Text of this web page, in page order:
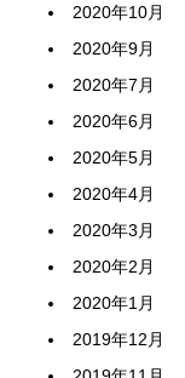
2020年10月
2020年9月
2020年7月
2020年6月
2020年5月
2020年4月
2020年3月
2020年2月
2020年1月
2019年12月